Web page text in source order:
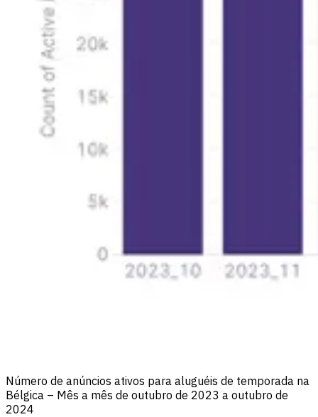
Número de anúncios ativos para aluguéis de temporada na
Bélgica – Mês a mês de outubro de 2023 a outubro de
2024